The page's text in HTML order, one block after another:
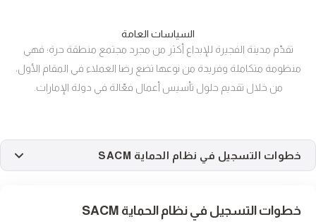
السياسات العامة
تقدّم مدينة الفجيرة للإبداع أكثر من مجرد مجتمع منطقة حرة؛ فهي
منظومة متكاملة وفريدة من نوعها تضع رضا العملاء في المقام الأول،
من خلال تقديم حلول تأسيس أعمال فعّالة في دولة الإمارات.
خطوات التسجيل في نظام الحماية SACM
خطوات التسجيل في نظام الحماية SACM